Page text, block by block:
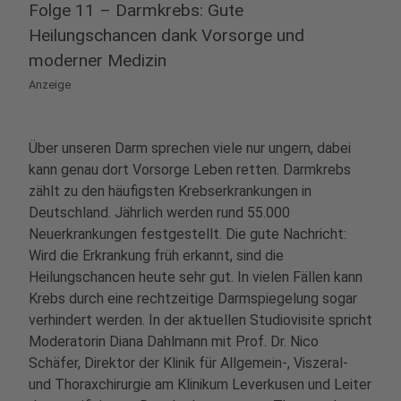
Folge 11 – Darmkrebs: Gute
Heilungschancen dank Vorsorge und
moderner Medizin
Anzeige
Über unseren Darm sprechen viele nur ungern, dabei
kann genau dort Vorsorge Leben retten. Darmkrebs
zählt zu den häufigsten Krebserkrankungen in
Deutschland. Jährlich werden rund 55.000
Neuerkrankungen festgestellt. Die gute Nachricht:
Wird die Erkrankung früh erkannt, sind die
Heilungschancen heute sehr gut. In vielen Fällen kann
Krebs durch eine rechtzeitige Darmspiegelung sogar
verhindert werden. In der aktuellen Studiovisite spricht
Moderatorin Diana Dahlmann mit Prof. Dr. Nico
Schäfer, Direktor der Klinik für Allgemein-, Viszeral-
und Thoraxchirurgie am Klinikum Leverkusen und Leiter